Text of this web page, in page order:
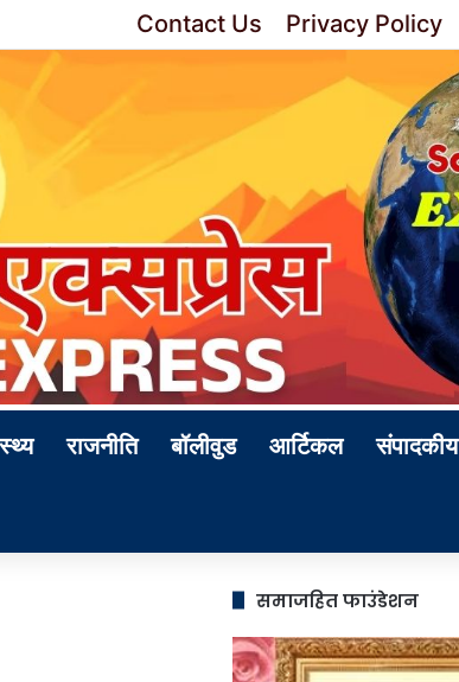
Contact Us Privacy Policy
राजनीति बॉलीवुड आर्टिकल संपादकीय
समाजहित फाउंडेशन